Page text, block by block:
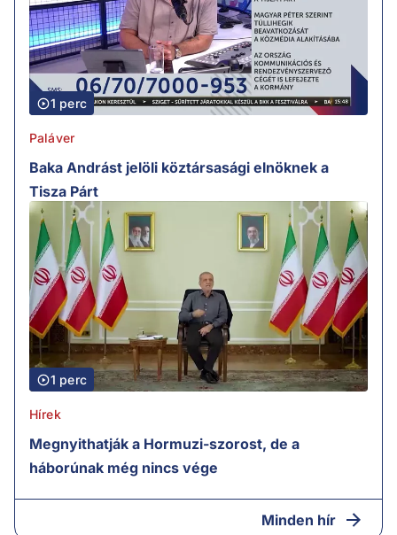
1 perc
Paláver
Baka Andrást jelöli köztársasági elnöknek a
Tisza Párt
1 perc
Hírek
Megnyithatják a Hormuzi-szorost, de a
háborúnak még nincs vége
Minden hír